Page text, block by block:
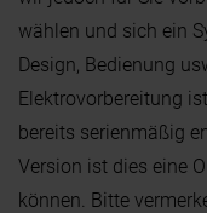
wählen und sich ein
Design, Bedienung
Elektrovorbereitung
bereits serienmäßig
Version ist dies eine
können. Bitte